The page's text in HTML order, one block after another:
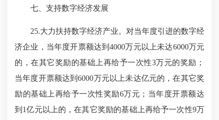
七、支持数字经济发展
25.大力扶持数字经济产业。对当年度引进的数字经
济企业，当年度开票额达到4000万元以上未达6000万元
的，在其它奖励的基础上再给予一次性3万元的奖励；
当年度开票额达到6000万元以上未达亿元的，在其它奖
励的基础上再给予一次性奖励6万元；当年度开票额达
到1亿元以上的，在其它奖励的基础上再给予一次性9万